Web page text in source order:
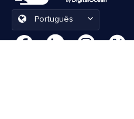
Português